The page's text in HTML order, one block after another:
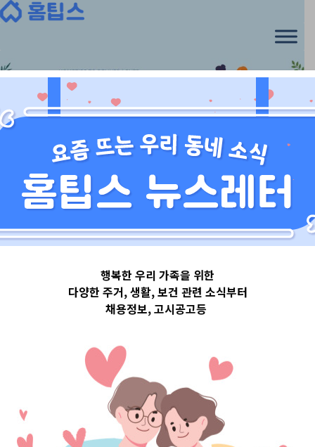
Skip
경기도
경기도평택시
Top 3 및 주간 소
식 – 20231020
2023-10-20
행복한 우리 가족을 위한
다양한 주거, 생활, 보건 관련 소식부터
채용정보, 고시공고등